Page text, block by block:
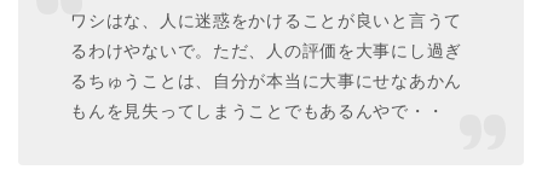
ワシはな、人に迷惑をかけることが良いと言うて
るわけやないで。ただ、人の評価を大事にし過ぎ
るちゅうことは、自分が本当に大事にせなあかん
もんを見失ってしまうことでもあるんやで・・